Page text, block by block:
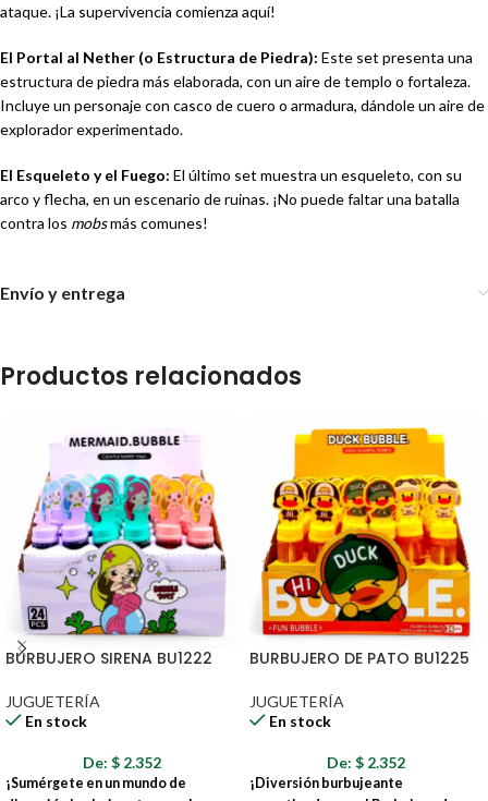
ataque. ¡La supervivencia comienza aquí!
El Portal al Nether (o Estructura de Piedra): Este set presenta una
estructura de piedra más elaborada, con un aire de templo o fortaleza.
Incluye un personaje con casco de cuero o armadura, dándole un aire de
explorador experimentado.
El Esqueleto y el Fuego: El último set muestra un esqueleto, con su
arco y flecha, en un escenario de ruinas. ¡No puede faltar una batalla
contra los mobsmás comunes!
Envío y entrega
Productos relacionados
BURBUJERO SIRENA BU1222
JUGUETERÍA
En stock
De: $ 2.352
¡Sumérgete en un mundo de
BURBUJERO DE PATO BU1225
JUGUETERÍA
En stock
De: $ 2.352
¡Diversión burbujeante